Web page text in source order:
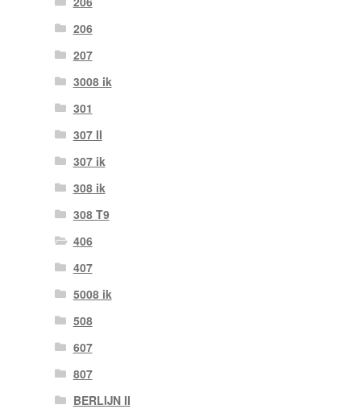
206
207
3008 ik
301
307 II
307 ik
308 ik
308 T9
406
407
5008 ik
508
607
807
BERLIJN II